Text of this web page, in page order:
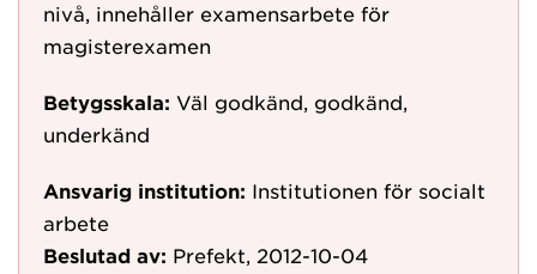
nivå, innehåller examensarbete för
magisterexamen
Betygsskala: Väl godkänd, godkänd,
underkänd
Ansvarig institution: Institutionen för socialt
arbete
Beslutad av: Prefekt, 2012-10-04